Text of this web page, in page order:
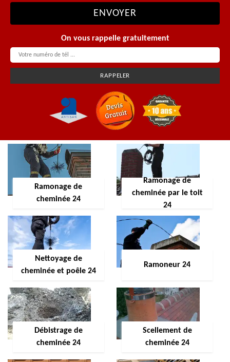
On vous rappelle gratuitement
Ramonage de
cheminée 24
Ramonage de
cheminée par le toit
24
Nettoyage de
cheminée et poêle 24
Ramoneur 24
Débistrage de
cheminée 24
Scellement de
cheminée 24